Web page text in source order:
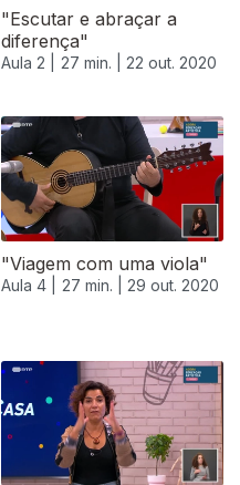
"Escutar e abraçar a
diferença"
Aula 2 | 27 min. | 22 out. 2020
"Viagem com uma viola"
Aula 4 | 27 min. | 29 out. 2020